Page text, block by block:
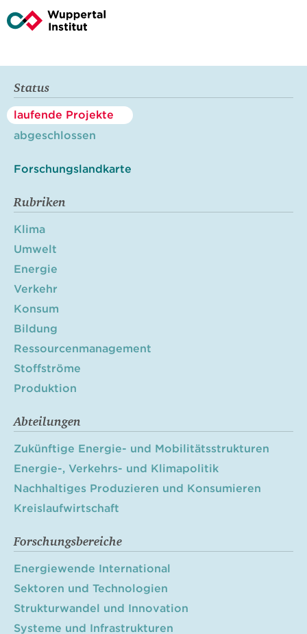
Status
laufende Projekte
abgeschlossen
Forschungslandkarte
Rubriken
Klima
Umwelt
Energie
Verkehr
Konsum
Bildung
Ressourcenmanagement
Stoffströme
Produktion
Abteilungen
Zukünftige Energie- und Mobilitätsstrukturen
Energie-, Verkehrs- und Klimapolitik
Nachhaltiges Produzieren und Konsumieren
Kreislaufwirtschaft
Forschungsbereiche
Energiewende International
Sektoren und Technologien
Strukturwandel und Innovation
Systeme und Infrastrukturen